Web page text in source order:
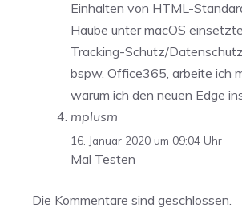
Einhalten von HTML-
Haube unter macOS
Tracking-Schutz/
bspw. Office365, arbeite ich
warum ich den neuen Edge
mplusm
16. Januar 2020 um 09:04 Uhr
Mal Testen
Die Kommentare sind geschlossen.